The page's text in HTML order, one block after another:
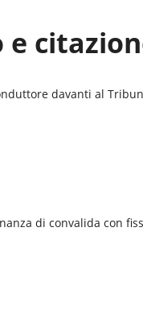
davanti al
di convalida con